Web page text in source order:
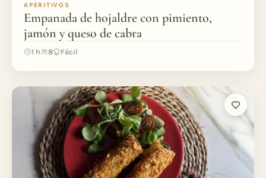
APERITIVOS
Empanada de hojaldre con pimiento,
jamón y queso de cabra
1 h 8 Fácil